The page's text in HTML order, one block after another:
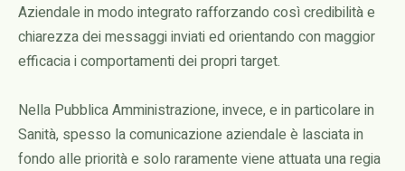
Aziendale in modo integrato rafforzando così credibilità e
chiarezza dei messaggi inviati ed orientando con maggior
efficacia i comportamenti dei propri target.
Nella Pubblica Amministrazione, invece, e in particolare in
Sanità, spesso la comunicazione aziendale è lasciata in
fondo alle priorità e solo raramente viene attuata una regia